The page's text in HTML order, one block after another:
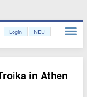
Login NEU
in Athen